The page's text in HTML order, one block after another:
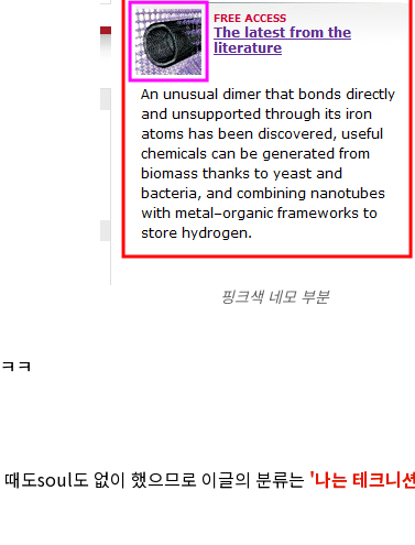
핑크색 네모 부분
ㅋ
도soul도 없이 했으므로 이글의 분류는 '나는 테크니